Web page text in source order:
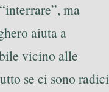
ma
aiuta a
vicino alle
se ci sono radici